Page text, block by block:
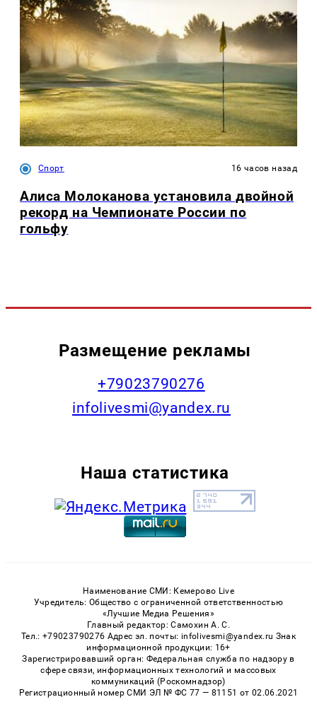
Спорт 16 часов назад
Алиса Молоканова установила двойной
рекорд на Чемпионате России по
гольфу
Размещение рекламы
+79023790276
infolivesmi@yandex.ru
Наша статистика
Наименование СМИ: Кемерово Live
Учредитель: Общество с ограниченной ответственностью
«Лучшие Медиа Решения»
Главный редактор: Самохин А. С.
Тел.: +79023790276 Адрес эл. почты: infolivesmi@yandex.ru Знак
информационной продукции: 16+
Зарегистрировавший орган: Федеральная служба по надзору в
сфере связи, информационных технологий и массовых
коммуникаций (Роскомнадзор)
Регистрационный номер СМИ ЭЛ № ФС 77 — 81151 от 02.06.2021